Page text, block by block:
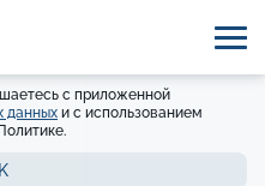
с приложенной
данных и с использованием